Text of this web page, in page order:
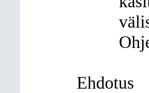
Ehdotus